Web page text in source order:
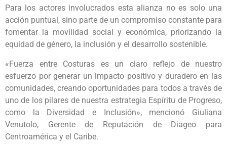
Para los actores involucrados esta alianza no es solo una
acción puntual, sino parte de un compromiso constante para
fomentar la movilidad social y económica, priorizando la
equidad de género, la inclusión y el desarrollo sostenible.
«Fuerza entre Costuras es un claro reflejo de nuestro
esfuerzo por generar un impacto positivo y duradero en las
comunidades, creando oportunidades para todos a través de
uno de los pilares de nuestra estrategia Espíritu de Progreso,
como la Diversidad e Inclusión», mencionó Giuliana
Venutolo, Gerente de Reputación de Diageo para
Centroamérica y el Caribe.